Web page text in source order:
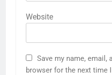
Website
Save my name, email,
browser for the next time